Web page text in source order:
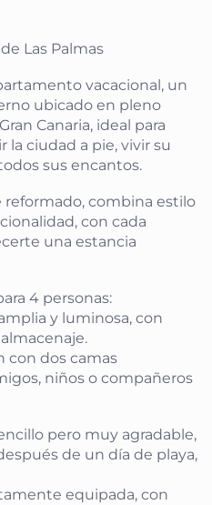
Las Palmas
vacacional, un
ubicado en pleno
Canaria, ideal para
la ciudad a pie, vivir su
sus encantos.
combina estilo
con cada
una estancia
4 personas:
y luminosa, con
con dos camas
niños o compañeros
pero muy agradable,
de un día de playa,
equipada, con